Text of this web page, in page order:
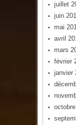
juillet
juin
mai
avril
mars
février
janvier